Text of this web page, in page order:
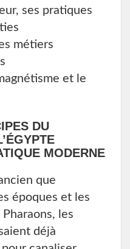
ses pratiques
métiers
et le
DU
MODERNE
que
époques et les
les
déjà